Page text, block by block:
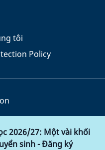
2026/27: Một vài khối
sinh - Đăng ký
tôi
Policy